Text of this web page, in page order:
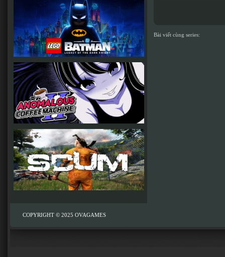
Bài viết cùng series:
COPYRIGHT © 2025 OVAGAMES